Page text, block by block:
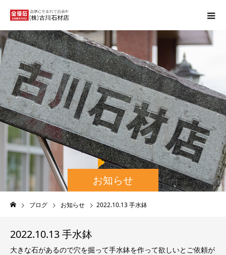
お知らせ
ブログ お知らせ 2022.10.13 手水鉢
2022.10.13 手水鉢
大きな石があるので穴を掘って手水鉢を作って欲しいとご依頼が